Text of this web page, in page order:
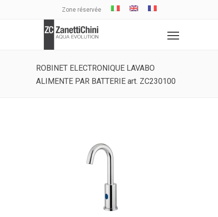
Zone réservée
ROBINET ELECTRONIQUE LAVABO
ALIMENTE PAR BATTERIE art. ZC230100